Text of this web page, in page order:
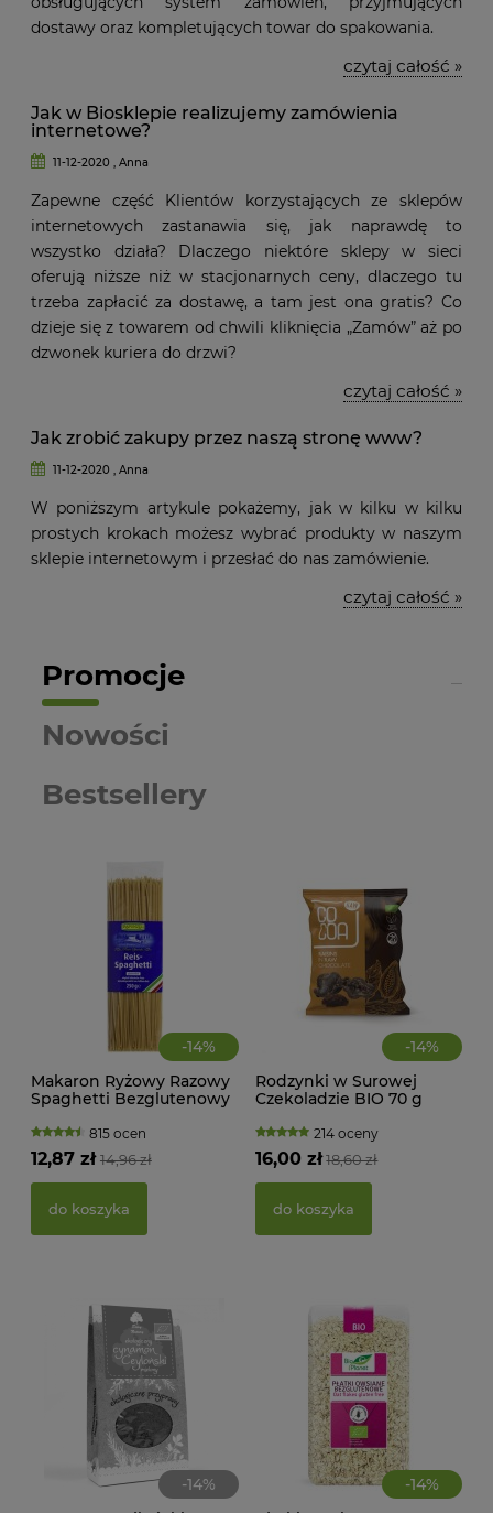
dostawy oraz kompletujących towar do spakowania.
czytaj całość »
Jak w Biosklepie realizujemy zamówienia
internetowe?
11-12-2020 , Anna
Zapewne część Klientów korzystających ze sklepów
internetowych zastanawia się, jak naprawdę to
wszystko działa? Dlaczego niektóre sklepy w sieci
oferują niższe niż w stacjonarnych ceny, dlaczego tu
trzeba zapłacić za dostawę, a tam jest ona gratis? Co
dzieje się z towarem od chwili kliknięcia „Zamów” aż po
dzwonek kuriera do drzwi?
czytaj całość »
Jak zrobić zakupy przez naszą stronę www?
11-12-2020 , Anna
W poniższym artykule pokażemy, jak w kilku w kilku
prostych krokach możesz wybrać produkty w naszym
sklepie internetowym i przesłać do nas zamówienie.
czytaj całość »
Promocje
Nowości
Bestsellery
-14%
Makaron Ryżowy Razowy
Spaghetti Bezglutenowy
815 ocen
14,96 zł
12,87 zł
do koszyka
-14%
Rodzynki w Surowej
Czekoladzie BIO 70 g
214 oceny
18,60 zł
16,00 zł
do koszyka
-14%
-14%